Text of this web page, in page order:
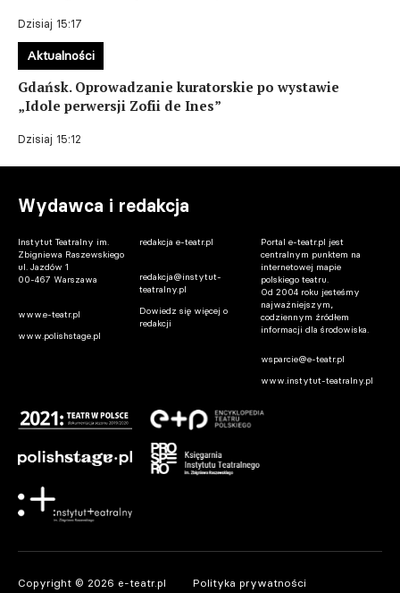
Dzisiaj 15:17
Gdańsk. Oprowadzanie kuratorskie po wystawie
„Idole perwersji Zofii de Ines”
Dzisiaj 15:12
Aktualności
Wydawca i redakcja
Instytut Teatralny im.
Zbigniewa Raszewskiego
ul. Jazdów 1
00-467 Warszawa
www.e-teatr.pl
www.polishstage.pl
redakcja e-teatr.pl
redakcja@instytut-
teatralny.pl
Dowiedz się więcej o
redakcji
Portal e-teatr.pl jest
centralnym punktem na
internetowej mapie
polskiego teatru.
Od 2004 roku jesteśmy
najważniejszym,
codziennym źródłem
informacji dla środowiska.
wsparcie@e-teatr.pl
www.instytut-teatralny.pl
Copyright © 2026 e-teatr.pl Polityka prywatności